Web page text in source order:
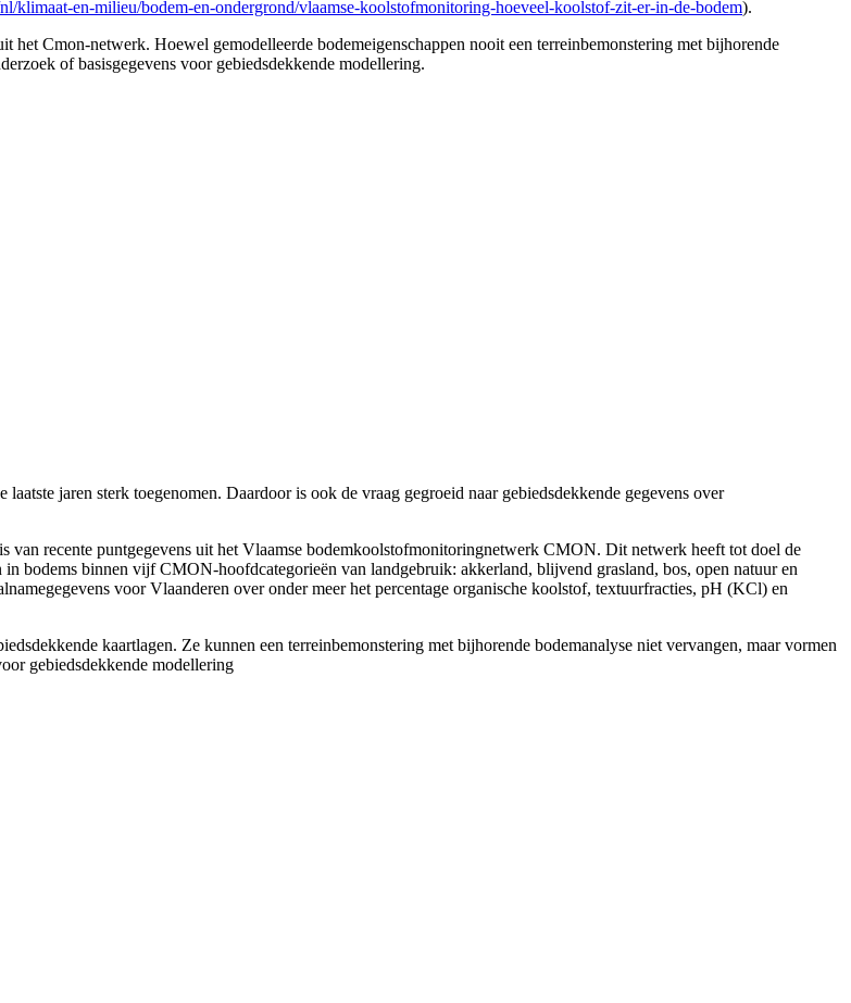
klimaat-en-milieu/bodem-en-ondergrond/vlaamse-koolstofmonitoring-hoeveel-koolstof-zit-er-in-de-bodem).
het Cmon-netwerk. Hoewel gemodelleerde bodemeigenschappen nooit een terreinbemonstering met bijhorende
of basisgegevens voor gebiedsdekkende modellering.
jaren sterk toegenomen. Daardoor is ook de vraag gegroeid naar gebiedsdekkende gegevens over
van recente puntgegevens uit het Vlaamse bodemkoolstofmonitoringnetwerk CMON. Dit netwerk heeft tot doel de
bodems binnen vijf CMON‑hoofdcategorieën van landgebruik: akkerland, blijvend grasland, bos, open natuur en
voor Vlaanderen over onder meer het percentage organische koolstof, textuurfracties, pH (KCl) en
kaartlagen. Ze kunnen een terreinbemonstering met bijhorende bodemanalyse niet vervangen, maar vormen
gebiedsdekkende modellering